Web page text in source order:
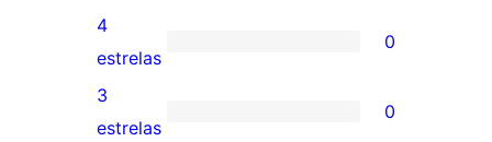
valoracións
de
5
estrelas
0
valoracións
de
4
estrelas
0
0
3
estrelas
0